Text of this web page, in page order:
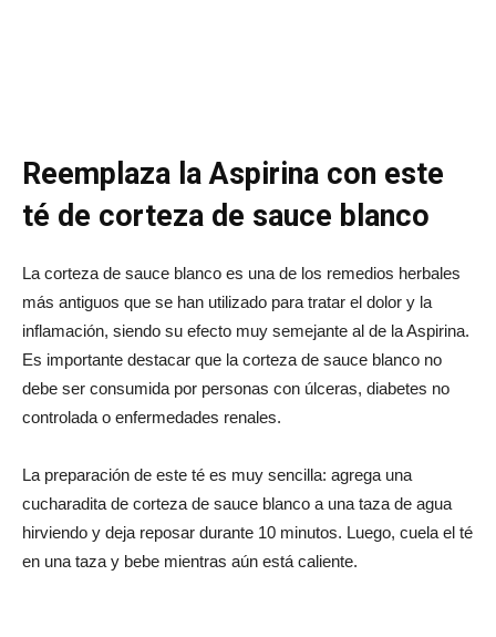
Reemplaza la Aspirina con este
té de corteza de sauce blanco
La corteza de sauce blanco es una de los remedios herbales
más antiguos que se han utilizado para tratar el dolor y la
inflamación, siendo su efecto muy semejante al de la Aspirina.
Es importante destacar que la corteza de sauce blanco no
debe ser consumida por personas con úlceras, diabetes no
controlada o enfermedades renales.
La preparación de este té es muy sencilla: agrega una
cucharadita de corteza de sauce blanco a una taza de agua
hirviendo y deja reposar durante 10 minutos. Luego, cuela el té
en una taza y bebe mientras aún está caliente.